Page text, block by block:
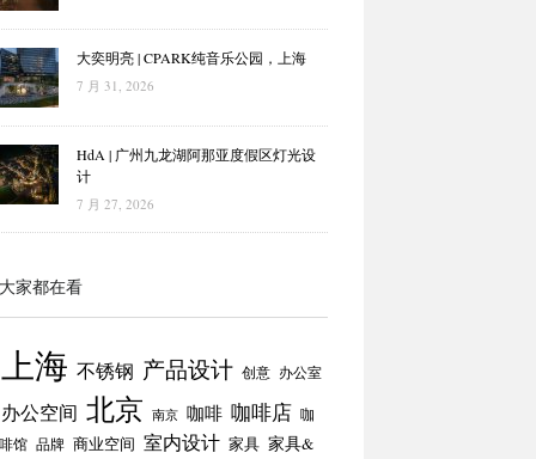
大奕明亮 | CPARK纯音乐公园，上海
7 月 31, 2026
HdA | 广州九龙湖阿那亚度假区灯光设
计
7 月 27, 2026
家都在看
上海 不锈钢 产品设计 创意 办公室
办公空间 北京 南京 咖啡 咖啡店 咖
馆 品牌 商业空间 室内设计 家具 家具&